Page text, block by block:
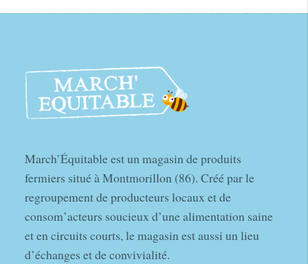
March’Équitable est un magasin de produits
fermiers situé à Montmorillon (86). Créé par le
regroupement de producteurs locaux et de
consom’acteurs soucieux d’une alimentation saine
et en circuits courts, le magasin est aussi un lieu
d’échanges et de convivialité.